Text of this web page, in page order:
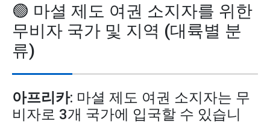
🟢 마셜 제도 여권 소지자를 위한
무비자 국가 및 지역 (대륙별 분
류)
아프리카: 마셜 제도 여권 소지자는 무
비자로 3개 국가에 입국할 수 있습니